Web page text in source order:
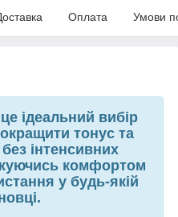
Оплата Умови
ідеальний вибір
тонус та
інтенсивних
комфортом
у будь-якій